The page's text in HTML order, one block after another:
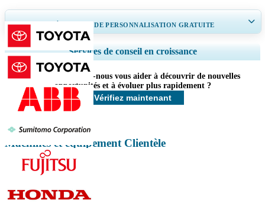
OBTENEZ 30 À 60 DE PERSONNALISATION GRATUITE
Ampliar a cobertura regional e por país, Análise de segmentos, Perfis de
empresas, Benchmarking competitivo, e insights sobre o usuário final.
Personnaliser maintenant
Services de conseil en croissance
Comment pouvons-nous vous aider à découvrir de nouvelles
opportunités et à évoluer plus rapidement ?
Vérifiez maintenant
Machines et équipement Clientèle
Rapports associés